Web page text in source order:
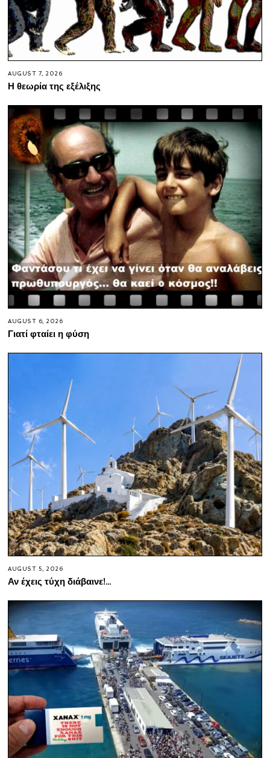
AUGUST 7, 2026
Η θεωρία της εξέλιξης
AUGUST 6, 2026
Γιατί φταίει η φύση
AUGUST 5, 2026
Αν έχεις τύχη διάβαινε!…